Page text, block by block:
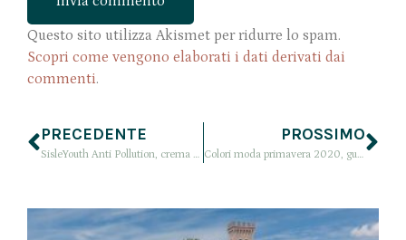
Questo sito utilizza Akismet per ridurre lo spam.
Scopri come vengono elaborati i dati derivati dai
commenti.
PRECEDENTE
SisleYouth Anti Pollution, crema viso anti inquinamento, provata per voi
PROSSIMO
Colori moda primavera 2020, guida definitiva ai colori da avere per la PE20